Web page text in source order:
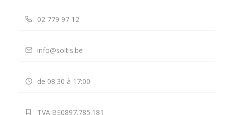
02 779 97 12
info@soltis.be
de 08:30 à 17:00
TVA:BE0897.785.181